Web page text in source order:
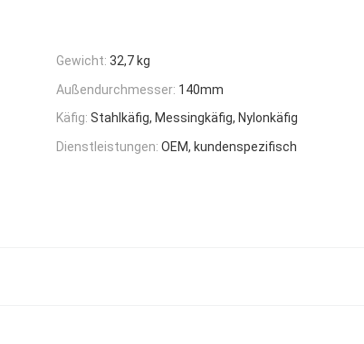
Gewicht: 32,7 kg
Außendurchmesser: 140mm
Käfig: Stahlkäfig, Messingkäfig, Nylonkäfig
Dienstleistungen: OEM, kundenspezifisch